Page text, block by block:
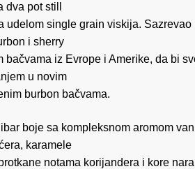
dva pot still
udelom single grain viskija.
i sherry
bačvama iz Evrope i Amerike, da bi
u novim
burbon bačvama.
boje sa kompleksnom aromom
karamele
notama korijandera i kore